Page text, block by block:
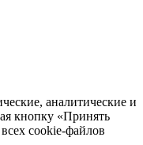
аналитические и
кнопку «Принять
cookie-файлов